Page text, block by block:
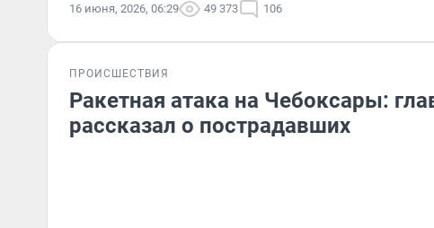
16 июня, 2026, 06:29 49 373 106
ПРОИСШЕСТВИЯ
Ракетная атака на Чебоксары:
рассказал о пострадавших